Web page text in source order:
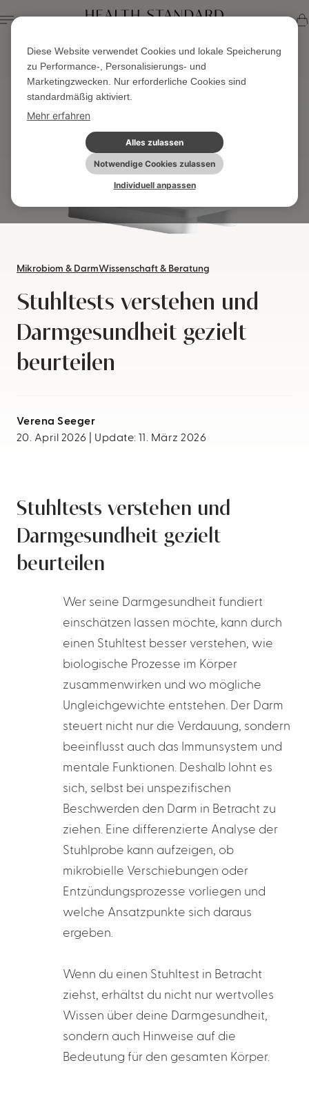
Aktuelle Seite
Mikrobiom & DarmWissenschaft & Beratung
Stuhltests verstehen und
Darmgesundheit gezielt
beurteilen
Verena Seeger
20. April 2026 | Update: 11. März 2026
Stuhltests verstehen und
Darmgesundheit gezielt
beurteilen
Wer seine Darmgesundheit fundiert
einschätzen lassen möchte, kann durch
einen Stuhltest besser verstehen, wie
biologische Prozesse im Körper
zusammenwirken und wo mögliche
Ungleichgewichte entstehen. Der Darm
steuert nicht nur die Verdauung, sondern
beeinflusst auch das Immunsystem und
mentale Funktionen. Deshalb lohnt es
sich, selbst bei unspezifischen
Beschwerden den Darm in Betracht zu
ziehen. Eine differenzierte Analyse der
Stuhlprobe kann aufzeigen, ob
mikrobielle Verschiebungen oder
Entzündungsprozesse vorliegen und
welche Ansatzpunkte sich daraus
ergeben.
Wenn du einen Stuhltest in Betracht
ziehst, erhältst du nicht nur wertvolles
Wissen über deine Darmgesundheit,
sondern auch Hinweise auf die
Bedeutung für den gesamten Körper.
Diese Website verwendet Cookies und lokale Speicherung
zu Performance-, Personalisierungs- und
Marketingzwecken. Nur erforderliche Cookies sind
standardmäßig aktiviert.
Mehr erfahren
Alles zulassen
Notwendige Cookies zulassen
Individuell anpassen